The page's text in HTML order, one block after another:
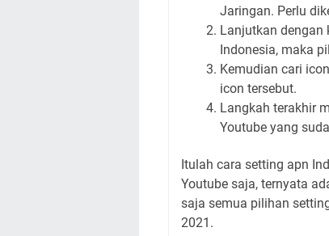
Jaringan. Perlu
Lanjutkan dengan
Indonesia, maka
Kemudian cari
icon tersebut.
Langkah terakhir
Youtube yang
Itulah cara setting apn
Youtube saja, ternyata
saja semua pilihan
2021.